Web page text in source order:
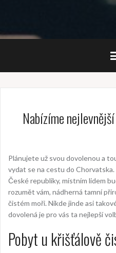
Nabízíme
Plánujete už svou dovolenou a
vydat se na cestu do
České republiky, místním lidem
rozumět vám, nádherná tamní
čistém moři. Nikde jinde asi
dovolená je pro vás ta nejlepší
Pobyt u křišťálově